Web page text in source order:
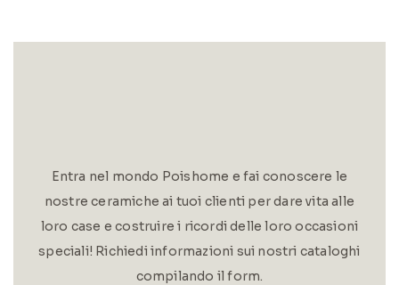
Entra nel mondo Poishome e fai conoscere le
nostre ceramiche ai tuoi clienti per dare vita alle
loro case e costruire i ricordi delle loro occasioni
speciali! Richiedi informazioni sui nostri cataloghi
compilando il form.